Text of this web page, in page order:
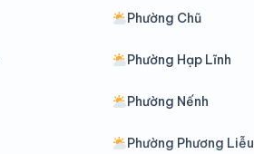
Phường Chũ
Phường Hạp Lĩnh
Phường Nếnh
Phường Phương Liễu